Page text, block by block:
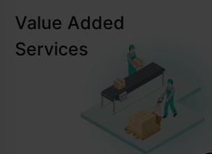
& Pack
&
Packaging
Value Added
Services